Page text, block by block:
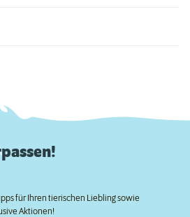
für Ihren tierischen Liebling sowie
Aktionen!